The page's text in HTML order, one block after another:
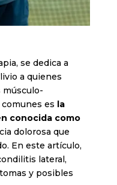
se dedica a
a quienes
músculo-
es la
conocida como
dolorosa que
En este artículo,
lateral,
y posibles